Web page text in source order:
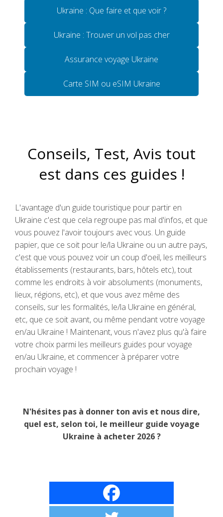
Ukraine : Que faire et que voir ?
Ukraine : Trouver un vol pas cher
Assurance voyage Ukraine
Carte SIM ou eSIM Ukraine
Conseils, Test, Avis tout
est dans ces guides !
L'avantage d'un guide touristique pour partir en
Ukraine c'est que cela regroupe pas mal d'infos, et que
vous pouvez l'avoir toujours avec vous. Un guide
papier, que ce soit pour le/la Ukraine ou un autre pays,
c'est que vous pouvez voir un coup d'oeil, les meilleurs
établissements (restaurants, bars, hôtels etc), tout
comme les endroits à voir absoluments (monuments,
lieux, régions, etc), et que vous avez même des
conseils, sur les formalités, le/la Ukraine en général,
etc, que ce soit avant, ou même pendant votre voyage
en/au Ukraine ! Maintenant, vous n'avez plus qu'à faire
votre choix parmi les meilleurs guides pour voyage
en/au Ukraine, et commencer à préparer votre
prochain voyage !
N'hésites pas à donner ton avis et nous dire,
quel est, selon toi, le meilleur guide voyage
Ukraine à acheter 2026 ?